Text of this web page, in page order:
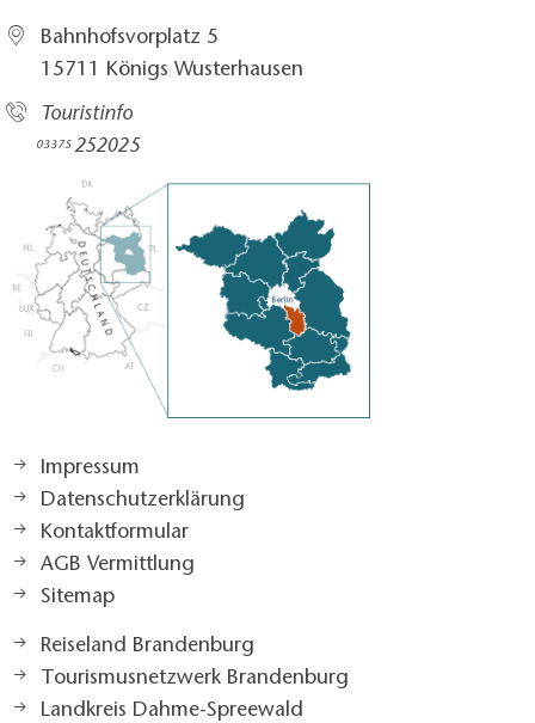
Bahnhofsvorplatz 5​
15711 Königs Wusterhausen
Touristinfo
03375252025​
Impressum
Datenschutzerklärung
Kontaktformular
AGB Vermittlung
Sitemap
Reiseland Brandenburg
Tourismusnetzwerk Brandenburg
Landkreis Dahme-Spreewald